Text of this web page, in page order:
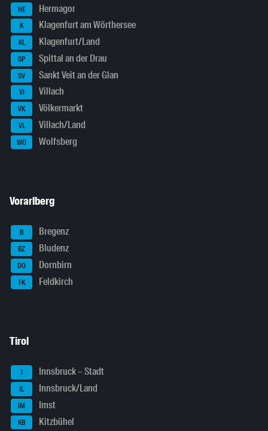
HE Hermagor
K Klagenfurt am Wörthersee
KL Klagenfurt/Land
SP Spittal an der Drau
SV Sankt Veit an der Glan
VI Villach
VK Völkermarkt
VL Villach/Land
WO Wolfsberg
Vorarlberg
B Bregenz
BZ Bludenz
DO Dornbirn
FK Feldkirch
Tirol
I Innsbruck – Stadt
IL Innsbruck/Land
IM Imst
KB Kitzbühel